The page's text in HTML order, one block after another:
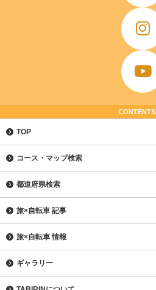
CONTENTS
TOP
コース・マップ検索
都道府県検索
旅×自転車 記事
旅×自転車 情報
ギャラリー